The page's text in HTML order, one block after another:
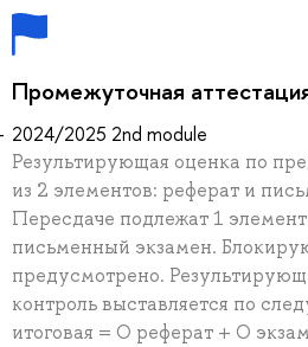
Промежуточная
2024/2025 2nd module
Результирующая оценка по
из 2 элементов: реферат и
Пересдаче подлежат 1
письменный экзамен.
предусмотрено.
контроль выставляется по
итоговая = О реферат + О